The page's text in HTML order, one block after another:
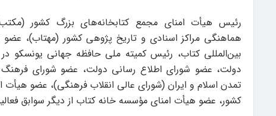
رئیس هیأت امنای مجمع کتابخانه‌های بزرگ کشور
هماهنگی مراکز اسنادی و تاریخ پژوهی کشور (مهتاب)،
بین‌المللی کتاب، رئیس کمیته ملی حافظه جهانی یونسکو
دولت، عضو شورای اطلاع رسانی دولت، عضو شورای
تمدن اسلام و ایران (شورای عالی انقلاب فرهنگی)، عضو هیأت
کشور، عضو هیأت امنای مؤسسه خانه کتاب از دیگر سوابق